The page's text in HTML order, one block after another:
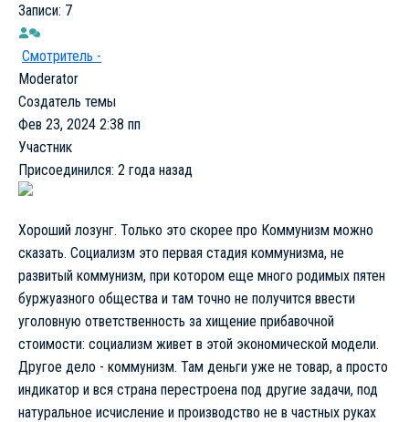
Записи: 7
Смотритель -
Moderator
Создатель темы
Фев 23, 2024 2:38 пп
Участник
Присоединился: 2 года назад
Хороший лозунг. Только это скорее про Коммунизм можно
сказать. Социализм это первая стадия коммунизма, не
развитый коммунизм, при котором еще много родимых пятен
буржуазного общества и там точно не получится ввести
уголовную ответственность за хищение прибавочной
стоимости: социализм живет в этой экономической модели.
Другое дело - коммунизм. Там деньги уже не товар, а просто
индикатор и вся страна перестроена под другие задачи, под
натуральное исчисление и производство не в частных руках